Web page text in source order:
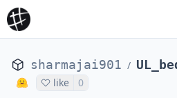
sharmajai901 /
like
0